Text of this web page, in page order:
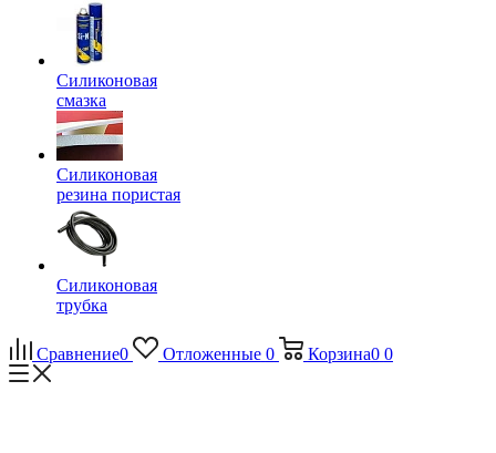
Силиконовая
смазка
Силиконовая
резина пористая
Силиконовая
трубка
Сравнение0 Отложенные 0 Корзина0 0